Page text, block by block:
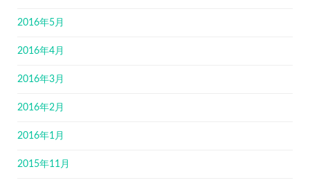
2016年5月
2016年4月
2016年3月
2016年2月
2016年1月
2015年11月